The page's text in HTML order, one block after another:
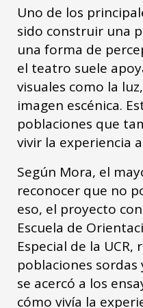
Uno de los
sido construir una
una forma de
el teatro suele
visuales como la
imagen escénica.
poblaciones que
vivir la experiencia
Según Mora, el
reconocer que no
eso, el proyecto
Escuela de
Especial de la
poblaciones sordas
se acercó a los
cómo vivía la